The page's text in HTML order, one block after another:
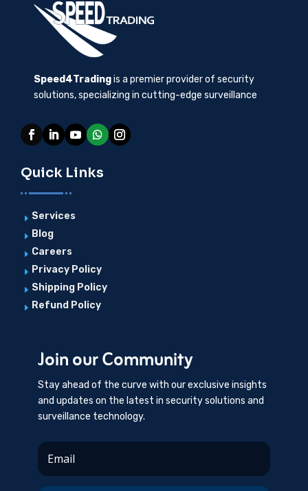
Speed4Tradingis a premier provider of security
solutions, specializing in cutting-edge surveillance
Quick Links
E Services
E Blog
E Careers
E Privacy Policy
E Shipping Policy
E Refund Policy
Join our Community
Stay ahead of the curve with our exclusive insights
and updates on the latest in security solutions and
surveillance technology.